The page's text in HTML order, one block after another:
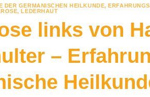
DER GERMANISCHEN HEILKUNDE,
,LEDERHAUT
links von
–